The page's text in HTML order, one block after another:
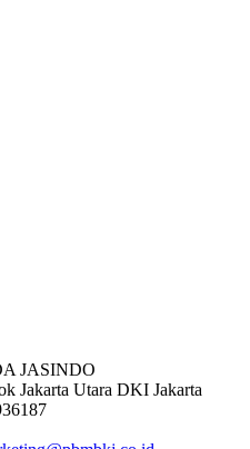
JASINDO
Jakarta Utara DKI Jakarta